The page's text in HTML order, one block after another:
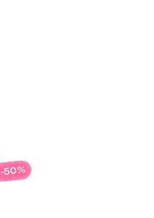
-50%